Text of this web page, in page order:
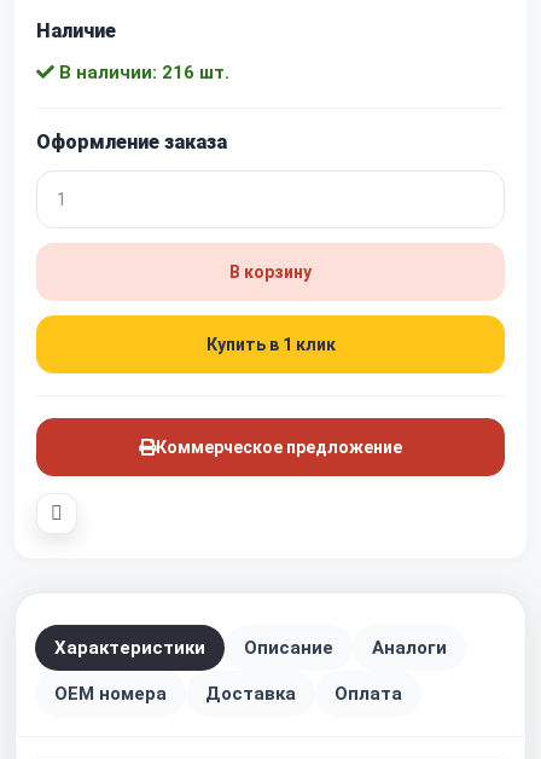
Наличие
В наличии: 216 шт.
Оформление заказа
В корзину
Купить в 1 клик
Коммерческое предложение
Характеристики Описание Аналоги
OEM номера Доставка Оплата